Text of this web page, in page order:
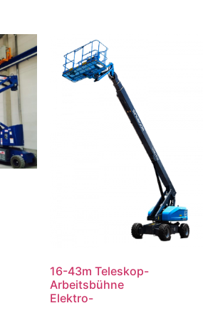
16-43m Teleskop-
Arbeitsbühne
Elektro-